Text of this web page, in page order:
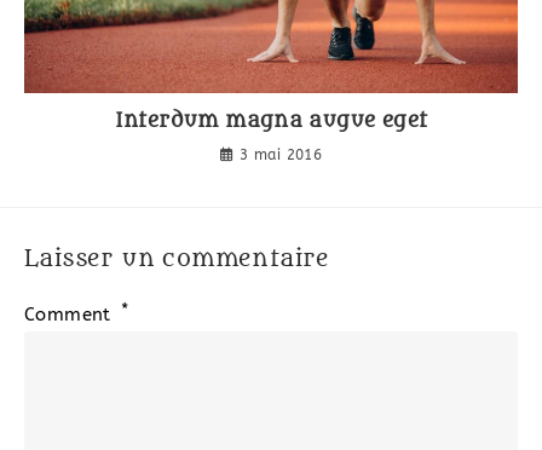
Interdum magna augue eget
3 mai 2016
Laisser un commentaire
Comment *